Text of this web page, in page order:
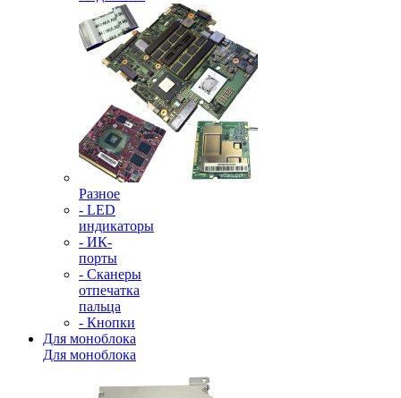
Разное
- LED
индикаторы
- ИК-
порты
- Сканеры
отпечатка
пальца
- Кнопки
Для моноблока
Для моноблока